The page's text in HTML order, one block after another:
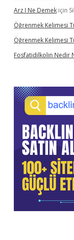
Arz I Ne Demek için
Öğrenmek Kelimesi
Öğrenmek Kelimesi
Fosfatidilkolin Nedir